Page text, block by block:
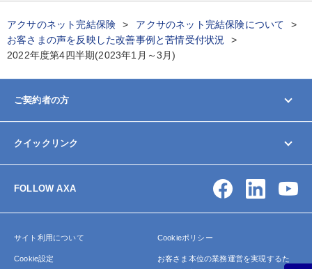
アクサのネット完結保険
アクサのネット完結保険について
お客さまの声を反映した改善事例と苦情受付状況
2022年度第4四半期(2023年1月～3月)
ご契約者の方
契約内容の変更/確認
お手続きガイド
保険金・給付金の請求
クイックリンク
アクサ生命について
FOLLOW AXA
サイト利用について Cookieポリシー
Cookie設定
お客さま本位の業務運営を実現するた